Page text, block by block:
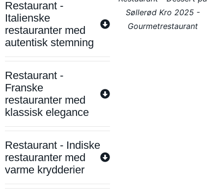
Restaurant -
Italienske
restauranter med
autentisk stemning
Restaurant -
Franske
restauranter med
klassisk elegance
Restaurant - Indiske
restauranter med
varme krydderier
Søllerød Kro 2025 -
Gourmetrestaurant